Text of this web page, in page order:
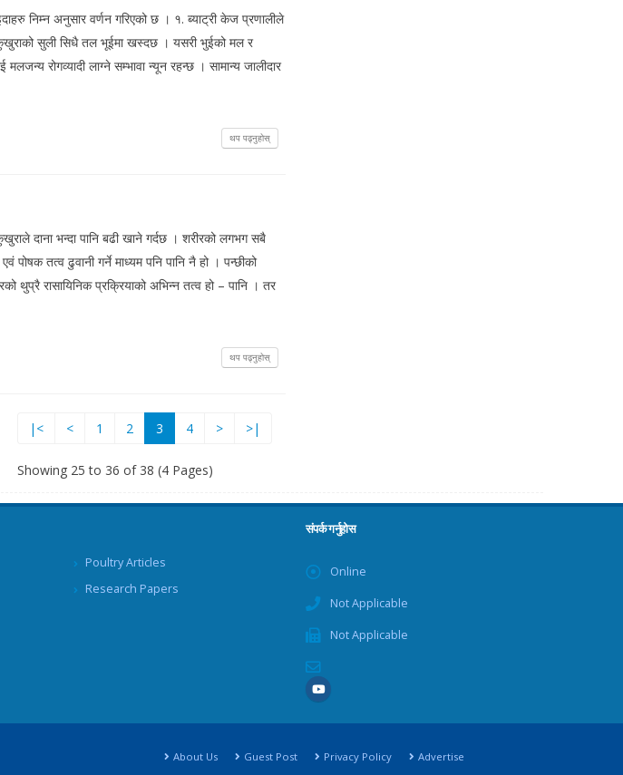
निम्न अनुसार वर्णन गरिएको छ । १. ब्याट्री केज प्रणालीले
कुखुराको सुली सिधै तल भूईमा खस्दछ । यसरी भुईको मल र
रोगव्यादी लाग्ने सम्भावा न्यून रहन्छ । सामान्य जालीदार
थप पढ्नुहोस्
दाना भन्दा पानि बढी खाने गर्दछ । शरीरको लगभग सबै
पोषक तत्व ढुवानी गर्ने माध्यम पनि पानि नै हो । पन्छीको
थुप्रै रासायिनिक प्रक्रियाको अभिन्न तत्व हो – पानि । तर
थप पढ्नुहोस्
|< < 1 2 3(current)
4 > >|
Showing 25 to 36 of 38 (4 Pages)
Poultry Articles
Research Papers
संपर्क गर्नुहोस
Online
Not Applicable
Not Applicable
About Us Guest Post Privacy Policy Advertise